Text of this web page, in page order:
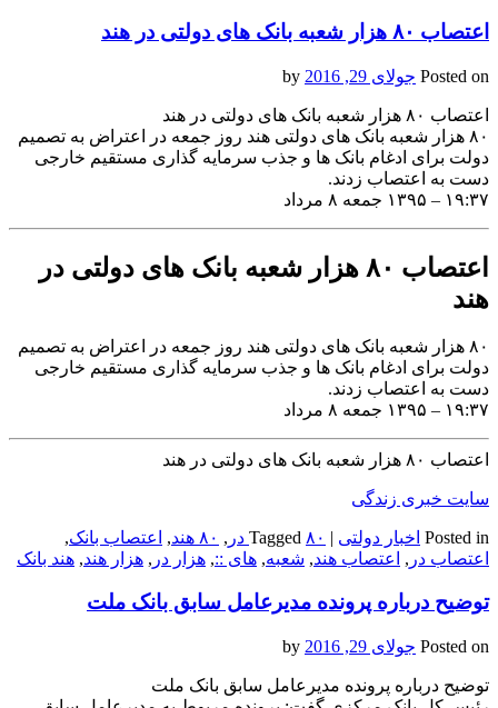
اعتصاب ۸۰ هزار شعبه بانک های دولتی در هند
Posted on جولای 29, 2016
اعتصاب ۸۰ هزار شعبه بانک های دولتی در هند
۸۰ هزار شعبه بانک های دولتی هند روز جمعه در اعتراض به تصمیم
دولت برای ادغام بانک ها و جذب سرمایه گذاری مستقیم خارجی
دست به اعتصاب زدند.
۱۹:۳۷ – ۱۳۹۵ جمعه ۸ مرداد
اعتصاب ۸۰ هزار شعبه بانک های دولتی در
هند
۸۰ هزار شعبه بانک های دولتی هند روز جمعه در اعتراض به تصمیم
دولت برای ادغام بانک ها و جذب سرمایه گذاری مستقیم خارجی
دست به اعتصاب زدند.
۱۹:۳۷ – ۱۳۹۵ جمعه ۸ مرداد
اعتصاب ۸۰ هزار شعبه بانک های دولتی در هند
سایت خبری زندگی
Posted in اخبار دولتی Tagged ۸۰ در , ۸۰ هند , اعتصاب بانک,
اعتصاب در , اعتصاب هند, شعبه, های ::, هزار در , هزار هند, هند بانک
توضیح درباره پرونده مدیرعامل سابق بانک ملت
Posted on جولای 29, 2016
توضیح درباره پرونده مدیرعامل سابق بانک ملت